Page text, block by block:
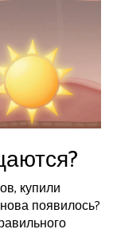
купили
появилось?